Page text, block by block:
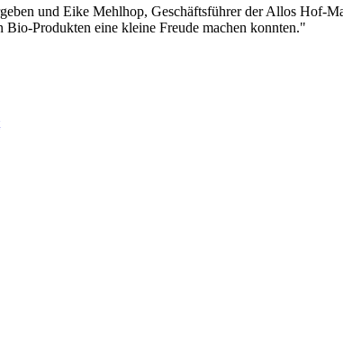
und Eike Mehlhop, Geschäftsführer der Allos Hof-
Produkten eine kleine Freude machen konnten."